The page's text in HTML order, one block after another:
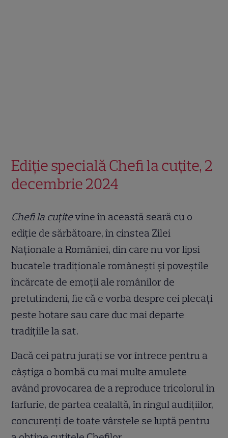
Ediție specială Chefi la cuțite, 2
decembrie 2024
Chefi la cuțitevine în această seară cu o
ediție de sărbătoare, în cinstea Zilei
Naționale a României, din care nu vor lipsi
bucatele tradiționale românești și poveștile
încărcate de emoții ale românilor de
pretutindeni, fie că e vorba despre cei plecați
peste hotare sau care duc mai departe
tradițiile la sat.
Dacă cei patru jurați se vor întrece pentru a
câștiga o bombă cu mai multe amulete
având provocarea de a reproduce tricolorul în
farfurie, de partea cealaltă, în ringul audițiilor,
concurenți de toate vârstele se luptă pentru